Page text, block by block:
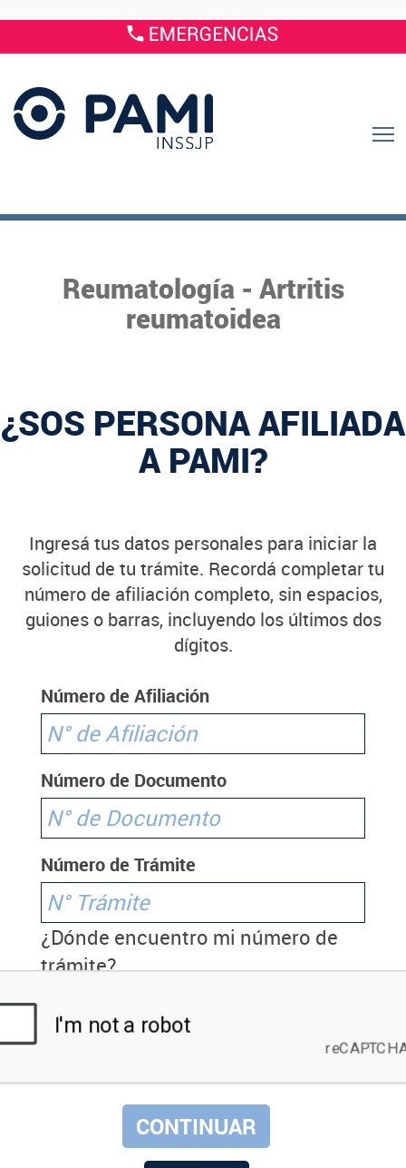
Reumatología - Artritis
reumatoidea
¿SOS PERSONA AFILIADA
A PAMI?
Ingresá tus datos personales para iniciar la
solicitud de tu trámite. Recordá completar tu
número de afiliación completo, sin espacios,
guiones o barras, incluyendo los últimos dos
dígitos.
Número de Afiliación
Número de Documento
Número de Trámite
¿Dónde encuentro mi número de
trámite?